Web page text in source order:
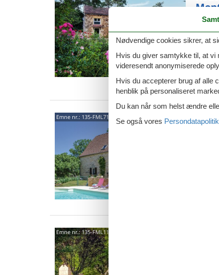
Nyd
have
der
6
2
Emne nr.: 135-FML710
Emne nr.:135-FML118
Nødvendige cookies sikrer, at
Hvis du giver samtykke til, at vi
videresendt anonymiserede
Hvis du accepterer brug af alle
henblik på personaliseret
Du kan når som helst ændre
Se også vores Persondatapolitik